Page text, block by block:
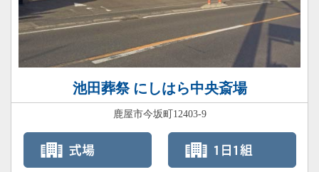
池田葬祭 にしはら中央斎場
鹿屋市今坂町12403-9